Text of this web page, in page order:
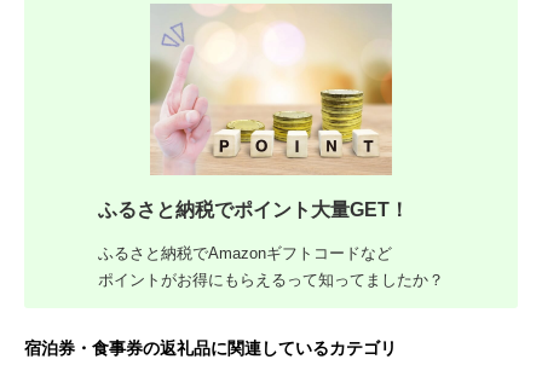
ふるさと納税でポイント大量GET！
ふるさと納税でAmazonギフトコードなど
ポイントがお得にもらえるって知ってましたか？
宿泊券・食事券の返礼品に関連しているカテゴリ